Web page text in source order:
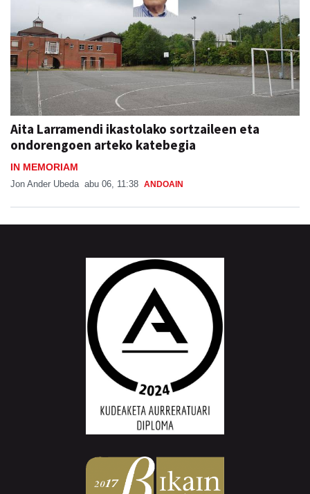
Aita Larramendi ikastolako sortzaileen eta
ondorengoen arteko katebegia
IN MEMORIAM
Jon Ander Ubeda abu 06, 11:38 ANDOAIN